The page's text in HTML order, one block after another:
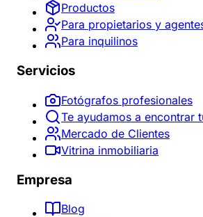
Productos
Para propietarios y
Para inquilinos
Servicios
Fotógrafos profesionales
Te ayudamos a encontrar
Mercado de Clientes
Vitrina inmobiliaria
Empresa
Blog